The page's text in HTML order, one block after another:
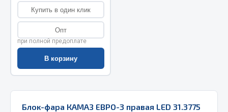
Весь раздел
Запчасти КамАЗ
Двигатель
Система питания
Купить в один клик
Опт
при полной предоплате
В корзину
Блок-фара КАМАЗ ЕВРО-3 правая LED 31.3775